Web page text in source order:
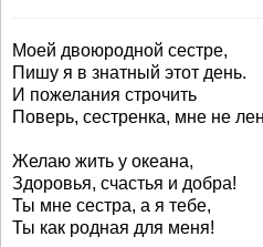
Моей двоюродной сестре,
Пишу я в знатный этот день.
И пожелания строчить
Поверь, сестренка, мне не
Желаю жить у океана,
Здоровья, счастья и добра!
Ты мне сестра, а я тебе,
Ты как родная для меня!